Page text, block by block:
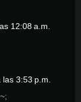
12:08 a.m.
3:53 p.m.